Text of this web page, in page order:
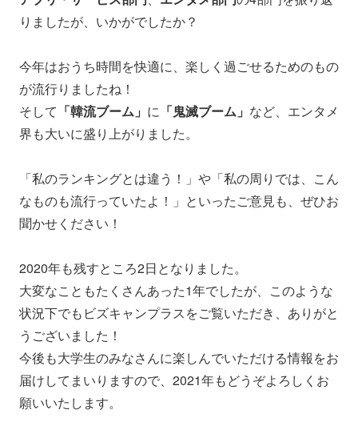
りましたが、いかがでしたか？
今年はおうち時間を快適に、楽しく過ごせるためのもの
が流行りましたね！
そして 「韓流ブーム」 に 「鬼滅ブーム」 など、エンタメ
界も大いに盛り上がりました。
「私のランキングとは違う！」や「私の周りでは、こん
なものも流行っていたよ！」といったご意見も、ぜひお
聞かせください！
2020年も残すところ2日となりました。
大変なこともたくさんあった1年でしたが、 このような
状況下でもビズキャンプラスをご覧いただき、ありがと
うございました！
今後も大学生のみなさんに楽しんでいただける情報をお
届けしてまいりますので、2021年もどうぞよろしくお
願いいたします。